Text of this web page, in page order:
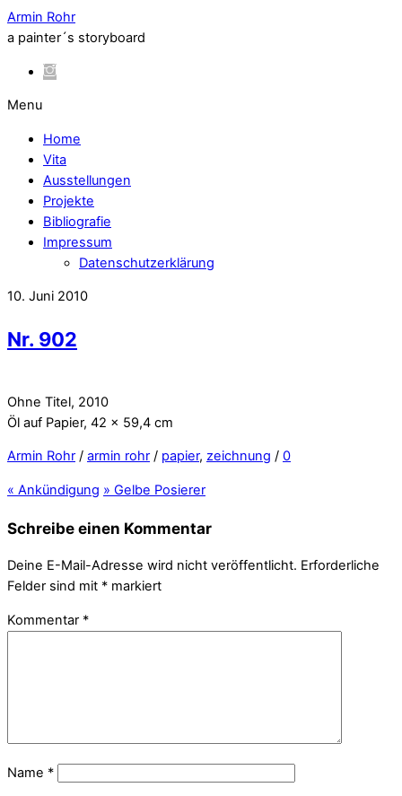
Armin Rohr
a painter´s storyboard
Menu
Home
Vita
Ausstellungen
Projekte
Bibliografie
Impressum
Datenschutzerklärung
10. Juni 2010
Nr. 902
Ohne Titel, 2010
Öl auf Papier, 42 x 59,4 cm
Armin Rohr / armin rohr / papier, zeichnung / 0
« Ankündigung » Gelbe Posierer
Schreibe einen Kommentar
Deine E-Mail-Adresse wird nicht veröffentlicht. Erforderliche
Felder sind mit * markiert
Kommentar *
Name *